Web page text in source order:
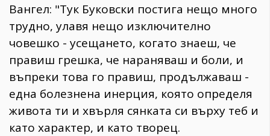
Вангел: "Тук Буковски постига нещо много
трудно, улавя нещо изключително
човешко - усещането, когато знаеш, че
правиш грешка, че нараняваш и боли, и
въпреки това го правиш, продължаваш -
една болезнена инерция, която определя
живота ти и хвърля сянката си върху теб и
като характер, и като творец.